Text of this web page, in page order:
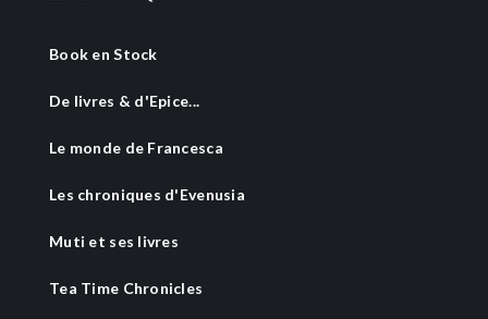
Book en Stock
De livres & d'Epice...
Le monde de Francesca
Les chroniques d'Evenusia
Muti et ses livres
Tea Time Chronicles